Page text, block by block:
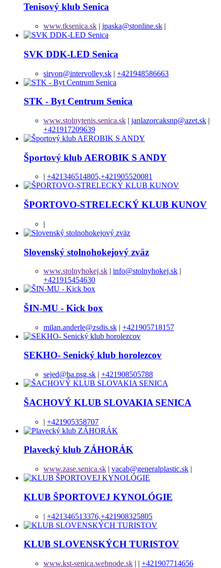
Tenisový klub Senica
www.tksenica.sk | jpaska@stonline.sk |
SVK DDK-LED Senica
sirvon@intervolley.sk | +421948586663
STK - Byt Centrum Senica
www.stolnytenis.senica.sk | janlazorcaksnp@azet.sk |
+421917209639
Športový klub AEROBIK S ANDY
+421346514805,+421905520081
ŠPORTOVO-STRELECKÝ KLUB KUNOV
|
Slovenský stolnohokejový zväz
www.stolnyhokej.sk | info@stolnyhokej.sk |
+421915454630
ŠIN-MU - Kick box
milan.anderle@zsdis.sk | +421905718157
SEKHO- Senický klub horolezcov
sejed@ba.psg.sk | +421908505788
ŠACHOVÝ KLUB SLOVAKIA SENICA
| +421905358707
Plavecký klub ZÁHORÁK
www.zase.senica.sk | vacab@generalplastic.sk |
KLUB ŠPORTOVEJ KYNOLÓGIE
| +421346513376,+421908325805
KLUB SLOVENSKÝCH TURISTOV
www.kst-senica.webnode.sk | | +421907714656